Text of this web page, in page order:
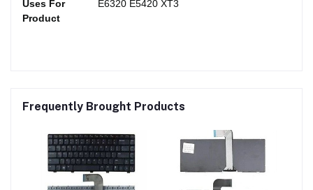
Uses For
Product
E6320 E5420 XT3
Frequently Brought Products